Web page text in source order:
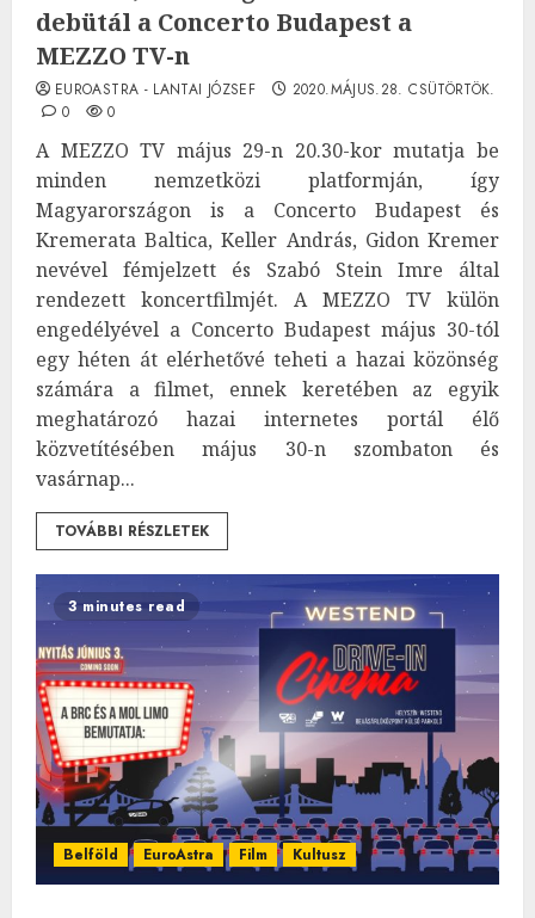
debütál a Concerto Budapest a
MEZZO TV-n
EUROASTRA - LANTAI JÓZSEF
2020.MÁJUS.28. CSÜTÖRTÖK.
0
0
A MEZZO TV május 29-n 20.30-kor mutatja be
minden nemzetközi platformján, így
Magyarországon is a Concerto Budapest és
Kremerata Baltica, Keller András, Gidon Kremer
nevével fémjelzett és Szabó Stein Imre által
rendezett koncertfilmjét. A MEZZO TV külön
engedélyével a Concerto Budapest május 30-tól
egy héten át elérhetővé teheti a hazai közönség
számára a filmet, ennek keretében az egyik
meghatározó hazai internetes portál élő
közvetítésében május 30-n szombaton és
vasárnap...
TOVÁBBI RÉSZLETEK
3 minutes read
Belföld EuroAstra Film Kultusz